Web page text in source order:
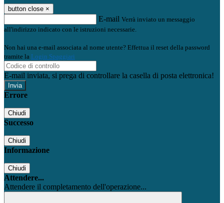
button close ×
E-mail Verrà inviato un messaggio
all'indirizzo indicato con le istruzioni necessarie.
Non hai una e-mail associata al nome utente? Effettua il reset della password
tramite la Login Spaggiari
E-mail inviata, si prega di controllare la casella di posta elettronica!
Errore
Chiudi
Successo
Chiudi
Informazione
Chiudi
Attendere...
Attendere il completamento dell'operazione...